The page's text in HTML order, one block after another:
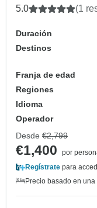
5.0 (1
Duración
Destinos
Franja de edad
Regiones
Idioma
Operador
Desde €2,799
€1,400
por
Regístrate para
Precio basado en